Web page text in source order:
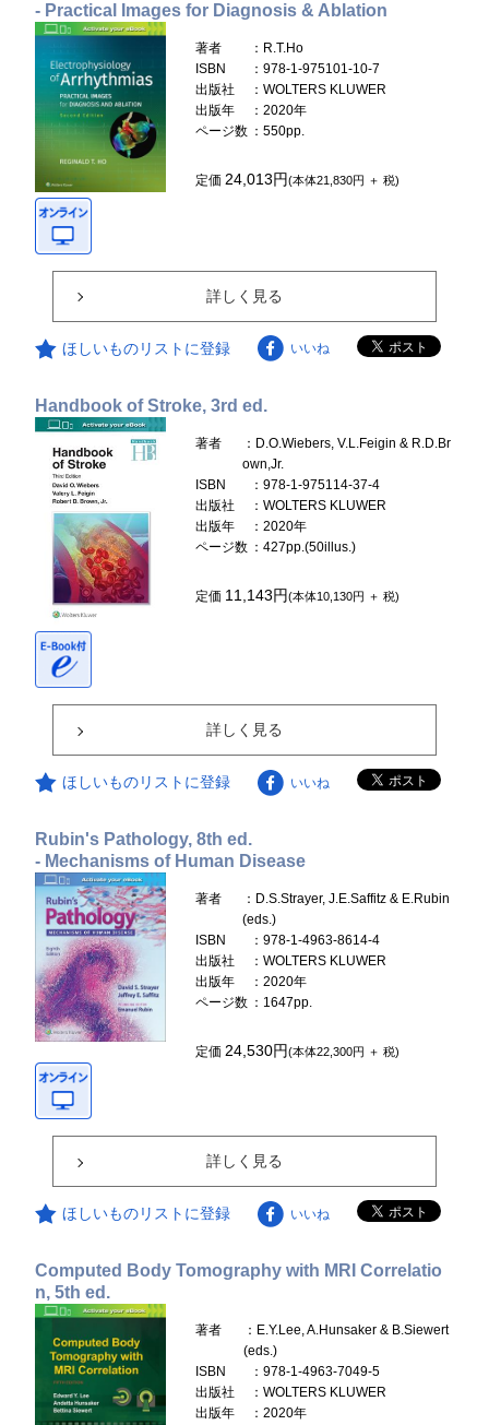
- Practical Images for Diagnosis & Ablation
著者
：R.T.Ho
ISBN
：978-1-975101-10-7
出版社
：WOLTERS KLUWER
出版年
：2020年
ページ数 ：550pp.
定価24,013円(本体21,830円 ＋ 税)
詳しく見る
ほしいものリストに登録 いいね
Handbook of Stroke, 3rd ed.
著者
：D.O.Wiebers, V.L.Feigin & R.D.Br
own,Jr.
ISBN
：978-1-975114-37-4
出版社
：WOLTERS KLUWER
出版年
：2020年
ページ数 ：427pp.(50illus.)
定価 11,143円(本体10,130円 ＋ 税)
詳しく見る
ほしいものリストに登録 いいね
Rubin's Pathology, 8th ed.
- Mechanisms of Human Disease
著者
：D.S.Strayer, J.E.Saffitz & E.Rubin
(eds.)
ISBN
：978-1-4963-8614-4
出版社
：WOLTERS KLUWER
出版年
：2020年
ページ数 ：1647pp.
定価24,530円(本体22,300円 ＋ 税)
詳しく見る
ほしいものリストに登録 いいね
Computed Body Tomography with MRI Correlatio
n, 5th ed.
著者
：E.Y.Lee, A.Hunsaker & B.Siewert
(eds.)
ISBN
：978-1-4963-7049-5
出版社
：WOLTERS KLUWER
出版年
：2020年